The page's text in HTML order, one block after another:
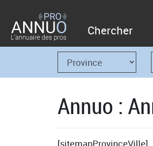
Chercher
Annuo :
[sitemapProvinceVille]